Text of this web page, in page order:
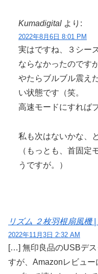
Kumadigital より:
2022年8月6日 8:01 PM
実はですね、３シー
ならなかったのですが
やたらブルブル震え
い状態です（笑。
高速モードにすれば
私も次はないかな、
（もっとも、首固定
うですが。）
リズム ２枚羽根扇風機
2022年11月3日 2:32 AM
[…] 無印良品のUSBデ
すが、Amazonレビュ